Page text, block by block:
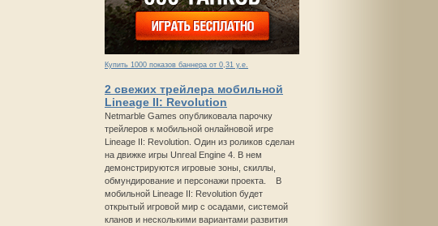
Купить 1000 показов баннера от 0,31 у.е.
2 свежих трейлера мобильной
Lineage II: Revolution
Netmarble Games опубликовала парочку
трейлеров к мобильной онлайновой игре
Lineage II: Revolution. Один из роликов сделан
на движке игры Unreal Engine 4. В нем
демонстрируются игровые зоны, скиллы,
обмундирование и персонажи проекта. В
мобильной Lineage II: Revolution будет
открытый игровой мир с осадами, системой
кланов и несколькими вариантами развития